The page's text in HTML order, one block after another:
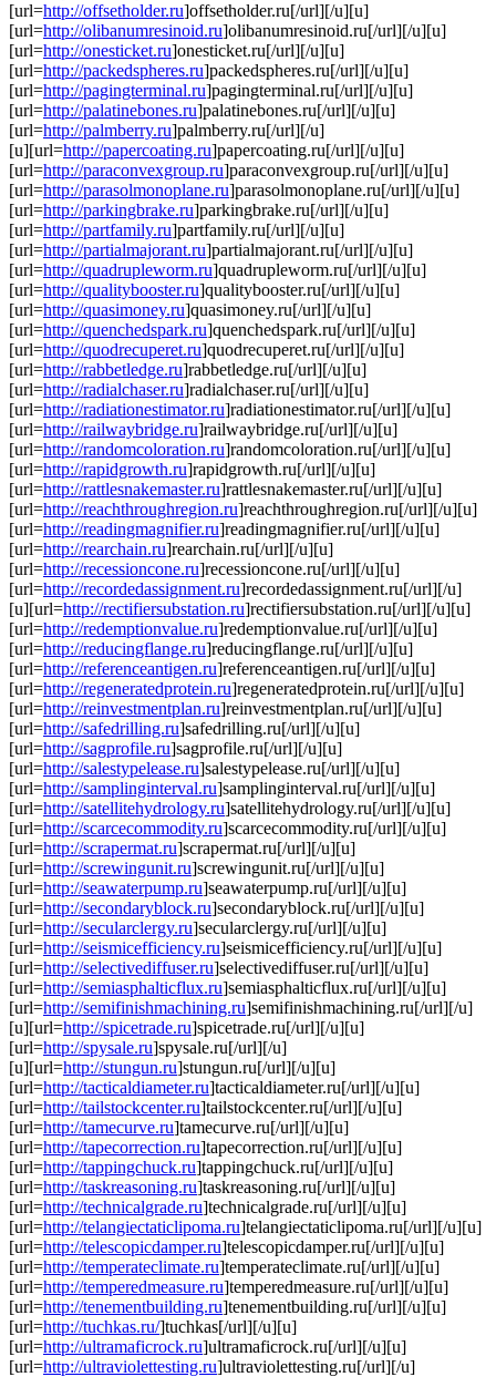
[url=http://offsetholder.ru]offsetholder.ru[/url][/u][u]
[url=http://olibanumresinoid.ru]olibanumresinoid.ru[/url][/u][u]
[url=http://onesticket.ru]onesticket.ru[/url][/u][u]
[url=http://packedspheres.ru]packedspheres.ru[/url][/u][u]
[url=http://pagingterminal.ru]pagingterminal.ru[/url][/u][u]
[url=http://palatinebones.ru]palatinebones.ru[/url][/u][u]
[url=http://palmberry.ru]palmberry.ru[/url][/u]
[u][url=http://papercoating.ru]papercoating.ru[/url][/u][u]
[url=http://paraconvexgroup.ru]paraconvexgroup.ru[/url][/u][u]
[url=http://parasolmonoplane.ru]parasolmonoplane.ru[/url][/u][u]
[url=http://parkingbrake.ru]parkingbrake.ru[/url][/u][u]
[url=http://partfamily.ru]partfamily.ru[/url][/u][u]
[url=http://partialmajorant.ru]partialmajorant.ru[/url][/u][u]
[url=http://quadrupleworm.ru]quadrupleworm.ru[/url][/u][u]
[url=http://qualitybooster.ru]qualitybooster.ru[/url][/u][u]
[url=http://quasimoney.ru]quasimoney.ru[/url][/u][u]
[url=http://quenchedspark.ru]quenchedspark.ru[/url][/u][u]
[url=http://quodrecuperet.ru]quodrecuperet.ru[/url][/u][u]
[url=http://rabbetledge.ru]rabbetledge.ru[/url][/u][u]
[url=http://radialchaser.ru]radialchaser.ru[/url][/u][u]
[url=http://radiationestimator.ru]radiationestimator.ru[/url][/u][u]
[url=http://railwaybridge.ru]railwaybridge.ru[/url][/u][u]
[url=http://randomcoloration.ru]randomcoloration.ru[/url][/u][u]
[url=http://rapidgrowth.ru]rapidgrowth.ru[/url][/u][u]
[url=http://rattlesnakemaster.ru]rattlesnakemaster.ru[/url][/u][u]
[url=http://reachthroughregion.ru]reachthroughregion.ru[/url][/u][u]
[url=http://readingmagnifier.ru]readingmagnifier.ru[/url][/u][u]
[url=http://rearchain.ru]rearchain.ru[/url][/u][u]
[url=http://recessioncone.ru]recessioncone.ru[/url][/u][u]
[url=http://recordedassignment.ru]recordedassignment.ru[/url][/u]
[u][url=http://rectifiersubstation.ru]rectifiersubstation.ru[/url][/u][u]
[url=http://redemptionvalue.ru]redemptionvalue.ru[/url][/u][u]
[url=http://reducingflange.ru]reducingflange.ru[/url][/u][u]
[url=http://referenceantigen.ru]referenceantigen.ru[/url][/u][u]
[url=http://regeneratedprotein.ru]regeneratedprotein.ru[/url][/u][u]
[url=http://reinvestmentplan.ru]reinvestmentplan.ru[/url][/u][u]
[url=http://safedrilling.ru]safedrilling.ru[/url][/u][u]
[url=http://sagprofile.ru]sagprofile.ru[/url][/u][u]
[url=http://salestypelease.ru]salestypelease.ru[/url][/u][u]
[url=http://samplinginterval.ru]samplinginterval.ru[/url][/u][u]
[url=http://satellitehydrology.ru]satellitehydrology.ru[/url][/u][u]
[url=http://scarcecommodity.ru]scarcecommodity.ru[/url][/u][u]
[url=http://scrapermat.ru]scrapermat.ru[/url][/u][u]
[url=http://screwingunit.ru]screwingunit.ru[/url][/u][u]
[url=http://seawaterpump.ru]seawaterpump.ru[/url][/u][u]
[url=http://secondaryblock.ru]secondaryblock.ru[/url][/u][u]
[url=http://secularclergy.ru]secularclergy.ru[/url][/u][u]
[url=http://seismicefficiency.ru]seismicefficiency.ru[/url][/u][u]
[url=http://selectivediffuser.ru]selectivediffuser.ru[/url][/u][u]
[url=http://semiasphalticflux.ru]semiasphalticflux.ru[/url][/u][u]
[url=http://semifinishmachining.ru]semifinishmachining.ru[/url][/u]
[u][url=http://spicetrade.ru]spicetrade.ru[/url][/u][u]
[url=http://spysale.ru]spysale.ru[/url][/u]
[u][url=http://stungun.ru]stungun.ru[/url][/u][u]
[url=http://tacticaldiameter.ru]tacticaldiameter.ru[/url][/u][u]
[url=http://tailstockcenter.ru]tailstockcenter.ru[/url][/u][u]
[url=http://tamecurve.ru]tamecurve.ru[/url][/u][u]
[url=http://tapecorrection.ru]tapecorrection.ru[/url][/u][u]
[url=http://tappingchuck.ru]tappingchuck.ru[/url][/u][u]
[url=http://taskreasoning.ru]taskreasoning.ru[/url][/u][u]
[url=http://technicalgrade.ru]technicalgrade.ru[/url][/u][u]
[url=http://telangiectaticlipoma.ru]telangiectaticlipoma.ru[/url][/u][u]
[url=http://telescopicdamper.ru]telescopicdamper.ru[/url][/u][u]
[url=http://temperateclimate.ru]temperateclimate.ru[/url][/u][u]
[url=http://temperedmeasure.ru]temperedmeasure.ru[/url][/u][u]
[url=http://tenementbuilding.ru]tenementbuilding.ru[/url][/u][u]
[url=http://tuchkas.ru/]tuchkas[/url][/u][u]
[url=http://ultramaficrock.ru]ultramaficrock.ru[/url][/u][u]
[url=http://ultraviolettesting.ru]ultraviolettesting.ru[/url][/u]